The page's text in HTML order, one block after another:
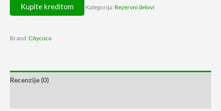
Kupite kreditom Kategorija: Rezervni delovi
Brand: Citycoco
Recenzije (0)